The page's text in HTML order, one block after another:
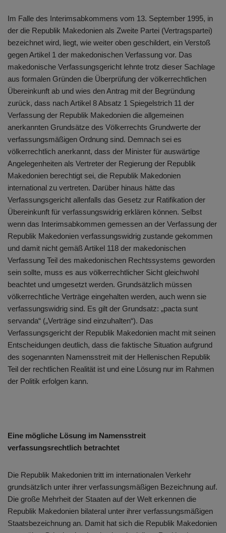
Im Falle des Interimsabkommens vom 13. September 1995, in
der die Republik Makedonien als Zweite Partei (Vertragspartei)
bezeichnet wird, liegt, wie weiter oben geschildert, ein Verstoß
gegen Artikel 1 der makedonischen Verfassung vor. Das
makedonische Verfassungsgericht lehnte trotz dieser Sachlage
aus formalen Gründen die Überprüfung der völkerrechtlichen
Übereinkunft ab und wies den Antrag mit der Begründung
zurück, dass nach Artikel 8 Absatz 1 Spiegelstrich 11 der
Verfassung der Republik Makedonien die allgemeinen
anerkannten Grundsätze des Völkerrechts Grundwerte der
verfassungsmäßigen Ordnung sind. Demnach sei es
völkerrechtlich anerkannt, dass der Minister für auswärtige
Angelegenheiten als Vertreter der Regierung der Republik
Makedonien berechtigt sei, die Republik Makedonien
international zu vertreten. Darüber hinaus hätte das
Verfassungsgericht allenfalls das Gesetz zur Ratifikation der
Übereinkunft für verfassungswidrig erklären können. Selbst
wenn das Interimsabkommen gemessen an der Verfassung der
Republik Makedonien verfassungswidrig zustande gekommen
und damit nicht gemäß Artikel 118 der makedonischen
Verfassung Teil des makedonischen Rechtssystems geworden
sein sollte, muss es aus völkerrechtlicher Sicht gleichwohl
beachtet und umgesetzt werden. Grundsätzlich müssen
völkerrechtliche Verträge eingehalten werden, auch wenn sie
verfassungswidrig sind. Es gilt der Grundsatz: „pacta sunt
servanda“ („Verträge sind einzuhalten“). Das
Verfassungsgericht der Republik Makedonien macht mit seinen
Entscheidungen deutlich, dass die faktische Situation aufgrund
des sogenannten Namensstreit mit der Hellenischen Republik
Teil der rechtlichen Realität ist und eine Lösung nur im Rahmen
der Politik erfolgen kann.
Eine mögliche Lösung im Namensstreit
verfassungsrechtlich betrachtet
Die Republik Makedonien tritt im internationalen Verkehr
grundsätzlich unter ihrer verfassungsmäßigen Bezeichnung auf.
Die große Mehrheit der Staaten auf der Welt erkennen die
Republik Makedonien bilateral unter ihrer verfassungsmäßigen
Staatsbezeichnung an. Damit hat sich die Republik Makedonien